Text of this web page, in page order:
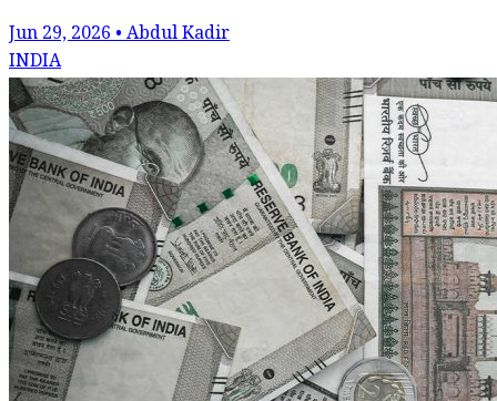
Jun 29, 2026 • Abdul Kadir
INDIA